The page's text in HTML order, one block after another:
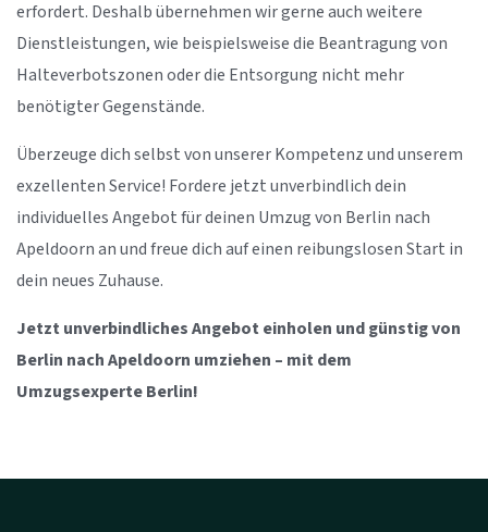
erfordert. Deshalb übernehmen wir gerne auch weitere
Dienstleistungen, wie beispielsweise die Beantragung von
Halteverbotszonen oder die Entsorgung nicht mehr
benötigter Gegenstände.
Überzeuge dich selbst von unserer Kompetenz und unserem
exzellenten Service! Fordere jetzt unverbindlich dein
individuelles Angebot für deinen Umzug von Berlin nach
Apeldoorn an und freue dich auf einen reibungslosen Start in
dein neues Zuhause.
Jetzt unverbindliches Angebot einholen und günstig von
Berlin nach Apeldoorn umziehen – mit dem
Umzugsexperte Berlin!